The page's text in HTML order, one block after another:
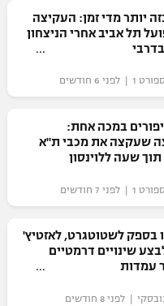
יותר מדי זמן: העקיצה
תל אביב אחרי הניצחון
6 חודשים
במכה אחת:
שעקצה את מכבי ת"א
שעה ללוינסון
7 חודשים
בספק לשטוטגרט, לאזטיץ'
שינויים דרמטיים
עמדות
| לפני 8 חודשים